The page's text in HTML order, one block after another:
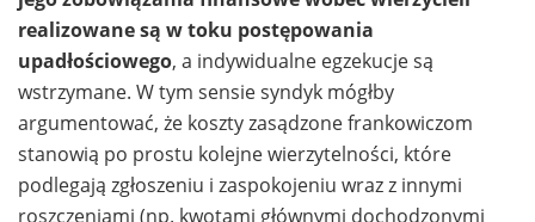
realizowane są w toku postępowania
upadłościowego, a indywidualne egzekucje są
wstrzymane. W tym sensie syndyk mógłby
argumentować, że koszty zasądzone frankowiczom
stanowią po prostu kolejne wierzytelności, które
podlegają zgłoszeniu i zaspokojeniu wraz z innymi
roszczeniami (np. kwotami głównymi dochodzonymi